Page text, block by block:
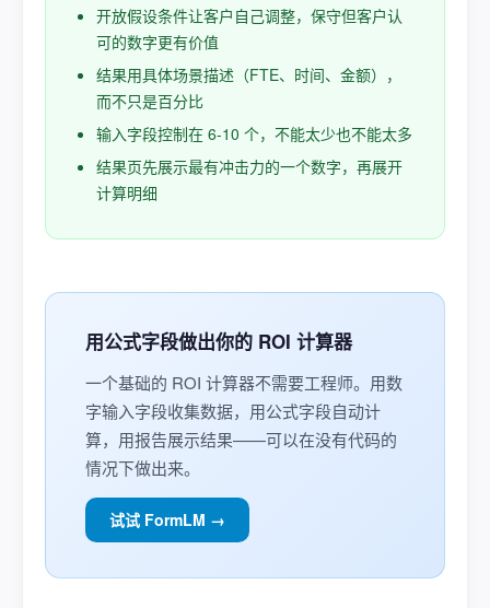
开放假设条件让客户自己调整，保守但客户认
可的数字更有价值
结果用具体场景描述（FTE、时间、金额），
而不只是百分比
输入字段控制在 6-10 个，不能太少也不能太多
结果页先展示最有冲击力的一个数字，再展开
计算明细
用公式字段做出你的 ROI 计算器
一个基础的 ROI 计算器不需要工程师。用数
字输入字段收集数据，用公式字段自动计
算，用报告展示结果——可以在没有代码的
情况下做出来。
试试 FormLM →